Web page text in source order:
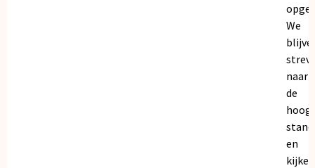
We
naar
de
en
kijken